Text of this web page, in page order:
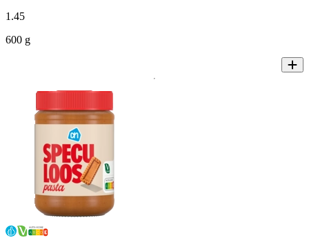
1 .45
600 g